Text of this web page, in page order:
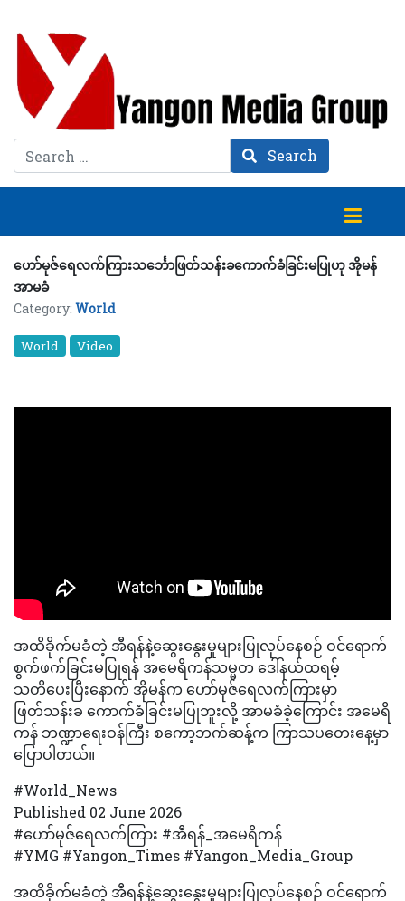
Search Search
ဟော်မုဇ်ရေလက်ကြားသင်္ဘောဖြတ်သန်းခကောက်ခံခြင်းမပြုဟု အိုမန်
အာမခံ
Category: World
World Video
အထိခိုက်မခံတဲ့ အီရန်နဲ့ဆွေးနွေးမှုများပြုလုပ်နေစဉ် ဝင်ရောက်
စွက်ဖက်ခြင်းမပြုရန် အမေရိကန်သမ္မတ ဒေါ်နယ်ထရမ့်
သတိပေးပြီးနောက် အိုမန်က ဟော်မုဇ်ရေလက်ကြားမှာ
ဖြတ်သန်းခ ကောက်ခံခြင်းမပြုဘူးလို့ အာမခံခဲ့ကြောင်း အမေရိ
ကန် ဘဏ္ဍာရေးဝန်ကြီး စကော့ဘက်ဆန့်က ကြာသပတေးနေ့မှာ
ပြောပါတယ်။
#World_News
Published 02 June 2026
#ဟော်မုဇ်ရေလက်ကြား #အီရန်_အမေရိကန်
#YMG #Yangon_Times #Yangon_Media_Group
အထိခိုက်မခံတဲ့ အီရန်နဲ့ဆွေးနွေးမှုများပြုလုပ်နေစဉ် ဝင်ရောက်